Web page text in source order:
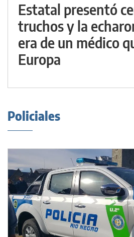
Estatal presentó
truchos y la
era de un médico
Europa
Policiales